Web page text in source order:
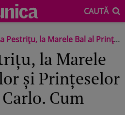
CAUTĂ
Bal al Prinților și Prințeselor de la Monte Carlo. Cum arată rochia cu care influencerița a atras imediat atenția
la Marele
și Prințeselor
Cum